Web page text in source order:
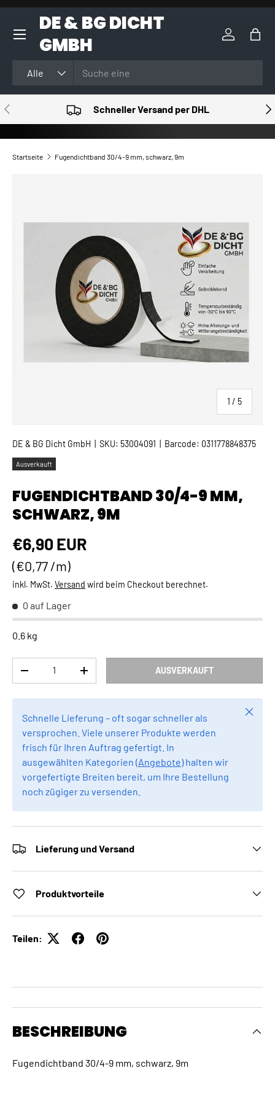
DIREKT ZUM INHALT
DE & BG DICHT
GMBH
Alle
Einloggen
VORHERIGE Schneller Versand per DHL
Startseite Fugendichtband 30/4-9 mm, schwarz, 9m
1 / von
5
DE & BG Dicht GmbH SKU: 53004091 Barcode: 0311778848375
Ausverkauft
FUGENDICHTBAND 30/4-9 MM,
SCHWARZ, 9M
Normaler Preis
€6,90 EUR
Grundpreis
€0,77 /m
inkl. MwSt. Versand wird beim Checkout berechnet.
0 auf Lager
0.6 kg
MENGE VERRINGERNMENGE ERHÖHEN AUSVERKAUFT
Schnelle Lieferung – oft sogar schneller als
versprochen. Viele unserer Produkte werden
frisch für Ihren Auftrag gefertigt. In
ausgewählten Kategorien (Angebote) halten wir
vorgefertigte Breiten bereit, um Ihre Bestellung
noch zügiger zu versenden.
Lieferung und Versand
Produktvorteile
Teilen:
BESCHREIBUNG
Fugendichtband 30/4-9 mm, schwarz, 9m